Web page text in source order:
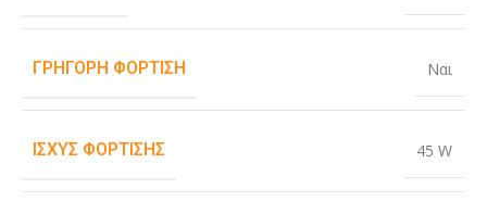
ΓΡΉΓΟΡΗ ΦΌΡΤΙΣΗ Ναι
ΙΣΧΎΣ ΦΌΡΤΙΣΗΣ 45 W